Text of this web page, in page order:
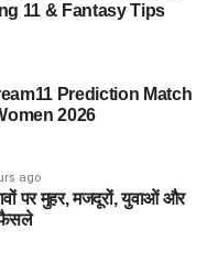
11 & Fantasy Tips
Prediction Match
2026
ago
पर मुहर, मजदूरों, युवाओं और
फैसले